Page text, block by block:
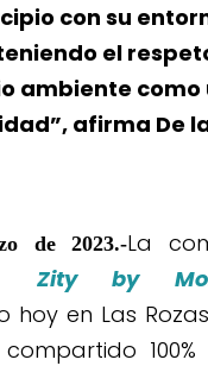
con su
el
ambiente como
afirma De
de 2023.-La
Zity by
hoy en Las